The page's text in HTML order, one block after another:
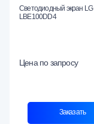
Светодиодный экран LG
LBE100DD4
Цена по запросу
Заказать